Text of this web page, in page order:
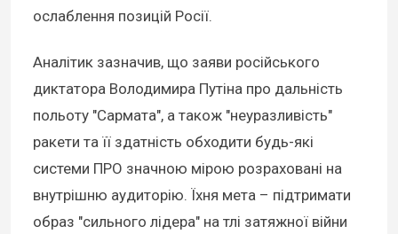
ослаблення позицій Росії.
Аналітик зазначив, що заяви російського
диктатора Володимира Путіна про дальність
польоту "Сармата", а також "неуразливість"
ракети та її здатність обходити будь-які
системи ПРО значною мірою розраховані на
внутрішню аудиторію. Їхня мета – підтримати
образ "сильного лідера" на тлі затяжної війни